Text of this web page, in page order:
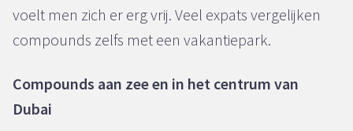
voelt men zich er erg vrij. Veel expats vergelijken
compounds zelfs met een vakantiepark.
Compounds aan zee en in het centrum van
Dubai